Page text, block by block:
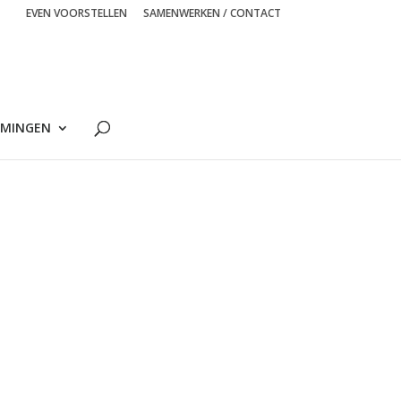
EVEN VOORSTELLEN SAMENWERKEN / CONTACT